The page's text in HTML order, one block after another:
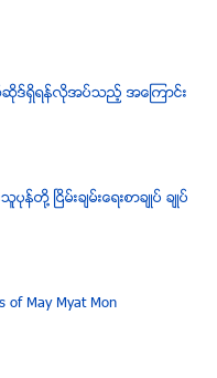
ဘ္ဆိုဒ္ရွိရန္လိုအပ္သည့္ အေၾကာင္း
တို႔ ၿငိမ္းခ်မ္းေရးစာခ်ဳပ္ ခ်ဳပ္
of May Myat Mon